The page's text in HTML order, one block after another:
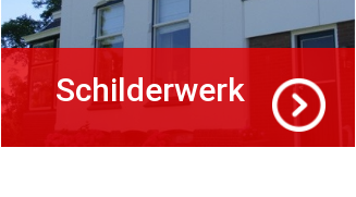
Schilderwerk